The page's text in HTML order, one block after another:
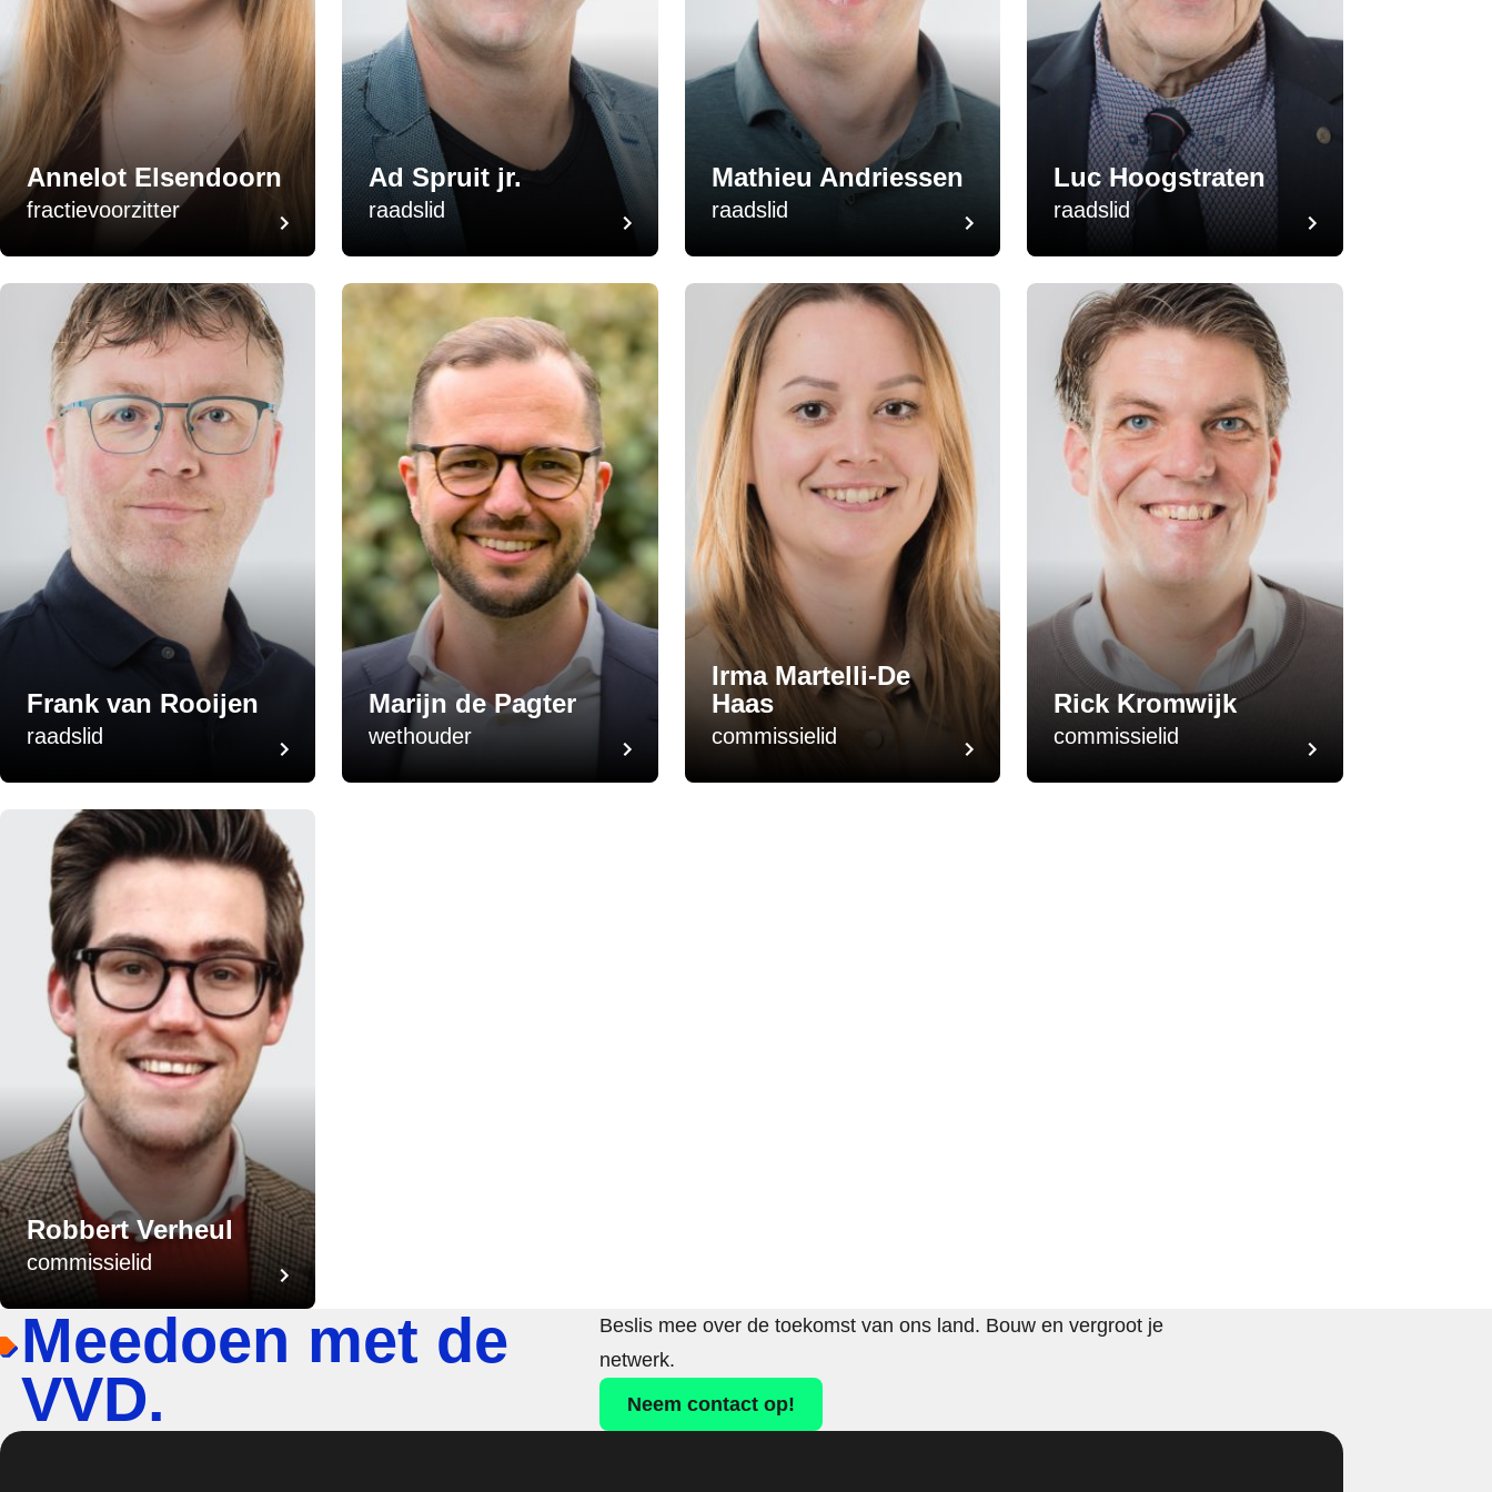
Annelot Elsendoorn
fractievoorzitter
Ad Spruit jr.
raadslid
Mathieu Andriessen
raadslid
Luc Hoogstraten
raadslid
Frank van Rooijen
raadslid
Marijn de Pagter
wethouder
Irma Martelli-De
Haas
commissielid
Rick Kromwijk
commissielid
Robbert Verheul
commissielid
Meedoen met de
VVD.
Beslis mee over de toekomst van ons land. Bouw en vergroot je
netwerk.
Neem contact op!